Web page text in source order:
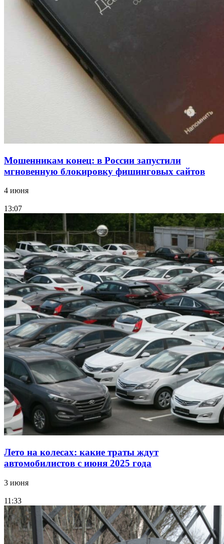
Сладкий праздник в Волгограде: в Центральном
парке прошёл фестиваль „Арбузный переполох“
Волгоградские компании нарастили экспорт:
заключены контракты на 3,6 млн долларов
Мошенникам конец: в России запустили
мгновенную блокировку фишинговых сайтов
4 июня
13:07
Лето на колесах: какие траты ждут
автомобилистов с июня 2025 года
3 июня
11:33